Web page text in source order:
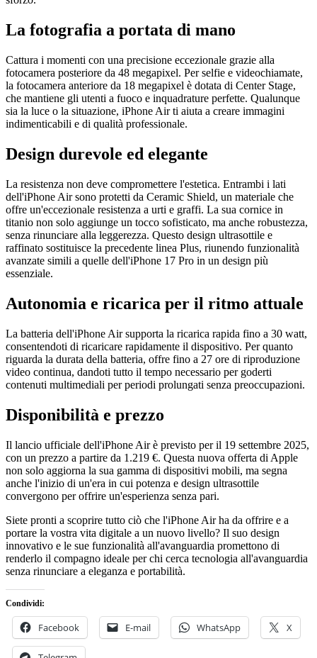
La fotografia a portata di mano
Cattura i momenti con una precisione eccezionale grazie alla
fotocamera posteriore da 48 megapixel. Per selfie e videochiamate,
la fotocamera anteriore da 18 megapixel è dotata di Center Stage,
che mantiene gli utenti a fuoco e inquadrature perfette. Qualunque
sia la luce o la situazione, iPhone Air ti aiuta a creare immagini
indimenticabili e di qualità professionale.
Design durevole ed elegante
La resistenza non deve compromettere l'estetica. Entrambi i lati
dell'iPhone Air sono protetti da Ceramic Shield, un materiale che
offre un'eccezionale resistenza a urti e graffi. La sua cornice in
titanio non solo aggiunge un tocco sofisticato, ma anche robustezza,
senza rinunciare alla leggerezza. Questo design ultrasottile e
raffinato sostituisce la precedente linea Plus, riunendo funzionalità
avanzate simili a quelle dell'iPhone 17 Pro in un design più
essenziale.
Autonomia e ricarica per il ritmo attuale
La batteria dell'iPhone Air supporta la ricarica rapida fino a 30 watt,
consentendoti di ricaricare rapidamente il dispositivo. Per quanto
riguarda la durata della batteria, offre fino a 27 ore di riproduzione
video continua, dandoti tutto il tempo necessario per goderti
contenuti multimediali per periodi prolungati senza preoccupazioni.
Disponibilità e prezzo
Il lancio ufficiale dell'iPhone Air è previsto per il 19 settembre 2025,
con un prezzo a partire da 1.219 €. Questa nuova offerta di Apple
non solo aggiorna la sua gamma di dispositivi mobili, ma segna
anche l'inizio di un'era in cui potenza e design ultrasottile
convergono per offrire un'esperienza senza pari.
Siete pronti a scoprire tutto ciò che l'iPhone Air ha da offrire e a
portare la vostra vita digitale a un nuovo livello? Il suo design
innovativo e le sue funzionalità all'avanguardia promettono di
renderlo il compagno ideale per chi cerca tecnologia all'avanguardia
senza rinunciare a eleganza e portabilità.
Condividi:
Facebook E-mail WhatsApp X